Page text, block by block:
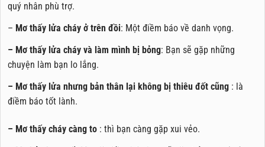
quý nhân phù trợ.
– Mơ thấy lửa cháy ở trên đồi: Một điềm báo về danh vọng.
– Mơ thấy lửa cháy và làm mình bị bỏng: Bạn sẽ gặp những
chuyện làm bạn lo lắng.
– Mơ thấy lửa nhưng bản thân lại không bị thiêu đốt cũng : là
điềm báo tốt lành.
– Mơ thấy cháy càng to : thì bạn càng gặp xui vẻo.